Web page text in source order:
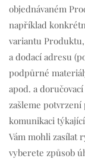
objednávaném
například
variantu
a dodací adresu
podpůrné
apod. a
zašleme
komunikaci
Vám mohli zasílat
vyberete způsob